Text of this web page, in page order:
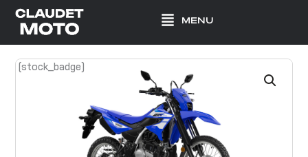
Aller
MENU
[stock_badge]